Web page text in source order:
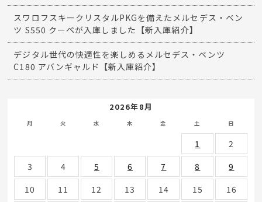
スワロフスキークリスタルPKGを備えたメルセデス・ベン
ツ S550 クーペが入庫しました【新入庫紹介】
デジタル世代の快適性を楽しめるメルセデス・ベンツ
C180 アバンギャルド【新入庫紹介】
2026年8月
月 火 水 木 金 土 日
1
2
3
4 5 6 7 8
9
10
11 12 13 14 15 16